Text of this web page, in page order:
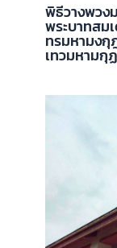
พิธีวางพวง
พระบาทสม
ทรมหามงกุ
เทวมหามกุ